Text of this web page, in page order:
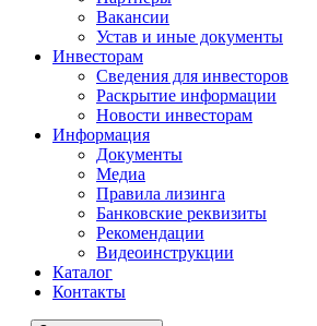
Вакансии
Устав и иные документы
Инвесторам
Сведения для инвесторов
Раскрытие информации
Новости инвесторам
Информация
Документы
Медиа
Правила лизинга
Банковские реквизиты
Рекомендации
Видеоинструкции
Каталог
Контакты